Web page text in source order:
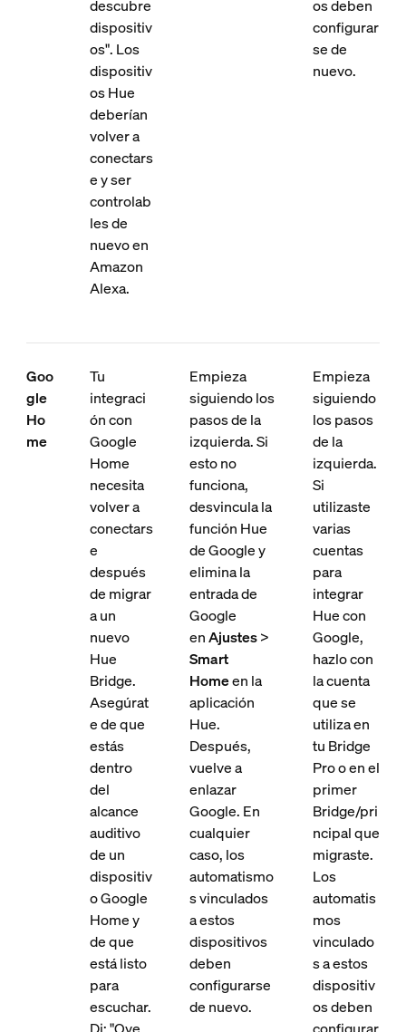
descubre
dispositiv
os". Los
dispositiv
os Hue
deberían
volver a
conectars
e y ser
controlab
les de
nuevo en
Amazon
Alexa.
os deben
configurar
se de
nuevo.
Goo
gle
Ho
me
Tu
integraci
ón con
Google
Home
necesita
volver a
conectars
e
después
de migrar
a un
nuevo
Hue
Bridge.
Asegúrat
e de que
estás
dentro
del
alcance
auditivo
de un
dispositiv
o Google
Home y
de que
está listo
para
escuchar.
Empieza
siguiendo los
pasos de la
izquierda. Si
esto no
funciona,
desvincula la
función Hue
de Google y
elimina la
entrada de
Google
enAjustes>
Smart
Homeen la
aplicación
Hue.
Después,
vuelve a
enlazar
Google. En
cualquier
caso, los
automatismo
s vinculados
a estos
dispositivos
deben
configurarse
de nuevo.
Empieza
siguiendo
los pasos
de la
izquierda.
Si
utilizaste
varias
cuentas
para
integrar
Hue con
Google,
hazlo con
la cuenta
que se
utiliza en
tu Bridge
Pro o en el
primer
Bridge/pri
ncipal que
migraste.
Los
automatis
mos
vinculado
s a estos
dispositiv
os deben